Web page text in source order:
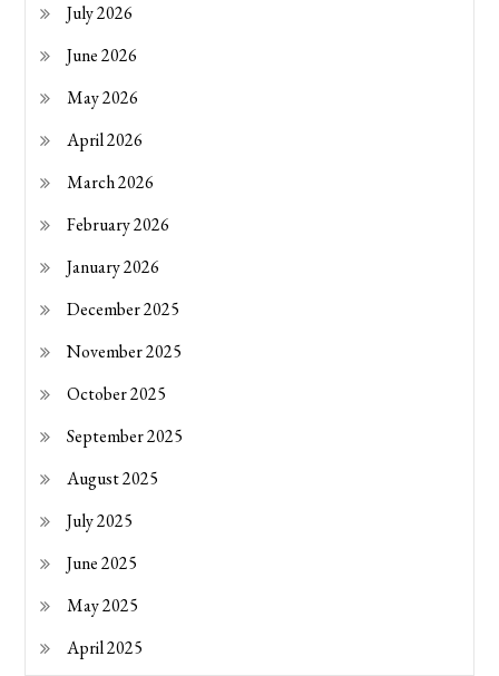
July 2026
June 2026
May 2026
April 2026
March 2026
February 2026
January 2026
December 2025
November 2025
October 2025
September 2025
August 2025
July 2025
June 2025
May 2025
April 2025